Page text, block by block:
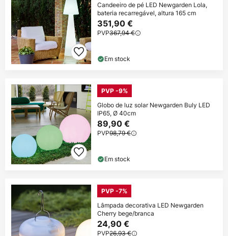
Candeeiro de pé LED Newgarden Lola,
bateria recarregável, altura 165 cm
351,90 €
PVP367,94 €
Em stock
PVP -9%
Globo de luz solar Newgarden Buly LED
IP65, Ø 40cm
89,90 €
PVP98,79 €
Em stock
PVP -7%
Lâmpada decorativa LED Newgarden
Cherry bege/branca
24,90 €
PVP26,93 €